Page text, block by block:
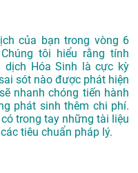
của bạn trong vòng 6
tôi hiểu rằng tính
dịch Hóa Sinh là cực kỳ
sót nào được phát hiện
nhanh chóng tiến hành
phát sinh thêm chi phí.
trong tay những tài liệu
tiêu chuẩn pháp lý.